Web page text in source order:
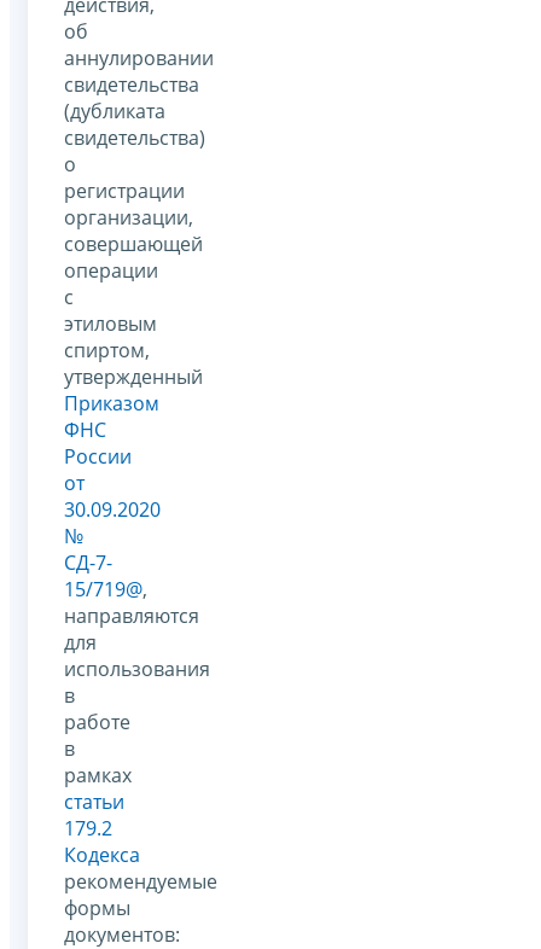
об
аннулировании
свидетельства
(дубликата
свидетельства)
о
регистрации
организации,
совершающей
операции
с
этиловым
спиртом,
утвержденный
Приказом
ФНС
России
от
30.09.2020
№
СД-7-
15/719@,
направляются
для
использования
в
работе
в
рамках
статьи
179.2
Кодекса
рекомендуемые
формы
документов: